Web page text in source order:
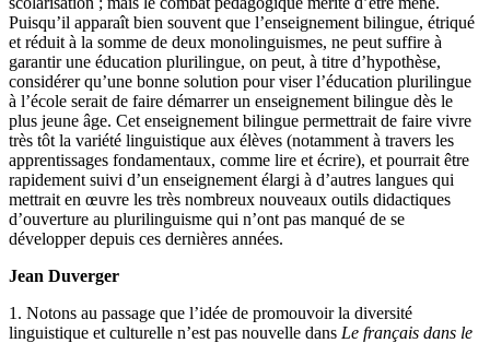
Puisqu’il apparaît bien souvent que l’enseignement bilingue, étriqué
et réduit à la somme de deux monolinguismes, ne peut suffire à
garantir une éducation plurilingue, on peut, à titre d’hypothèse,
considérer qu’une bonne solution pour viser l’éducation plurilingue
à l’école serait de faire démarrer un enseignement bilingue dès le
plus jeune âge. Cet enseignement bilingue permettrait de faire vivre
très tôt la variété linguistique aux élèves (notamment à travers les
apprentissages fondamentaux, comme lire et écrire), et pourrait être
rapidement suivi d’un enseignement élargi à d’autres langues qui
mettrait en œuvre les très nombreux nouveaux outils didactiques
d’ouverture au plurilinguisme qui n’ont pas manqué de se
développer depuis ces dernières années.
Jean Duverger
1. Notons au passage que l’idée de promouvoir la diversité
linguistique et culturelle n’est pas nouvelle dans Le français dans le